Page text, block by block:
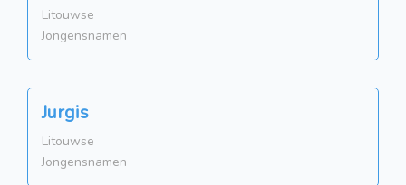
Litouwse
Jongensnamen
Jurgis
Litouwse
Jongensnamen